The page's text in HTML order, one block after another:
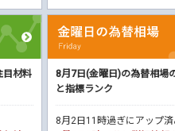
目材料
8月7日(金曜日)の為替相場
と指標ランク
8月2日11時過ぎにアップ済